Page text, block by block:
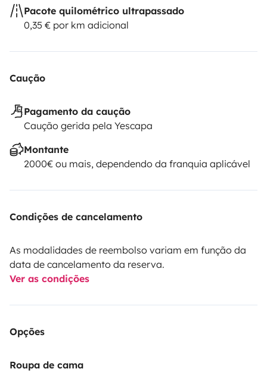
Pacote quilométrico ultrapassado
0,35 € por km adicional
Caução
Pagamento da caução
Caução gerida pela Yescapa
Montante
2000€ ou mais, dependendo da franquia aplicável
Condições de cancelamento
As modalidades de reembolso variam em função da
data de cancelamento da reserva.
Ver as condições
Opções
Roupa de cama